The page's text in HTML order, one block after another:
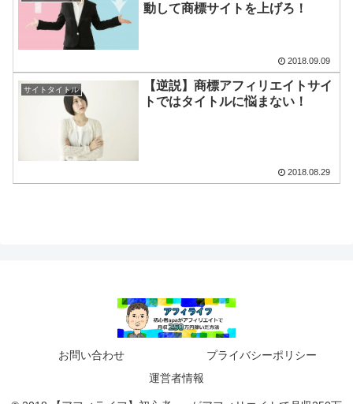
動して商標サイトを上げろ！
2018.09.09
サイトタイトル
【逆説】商標アフィリエイトサイ
トではタイトルに悩まない！
2018.08.29
お問い合わせ
プライバシーポリシー
運営者情報